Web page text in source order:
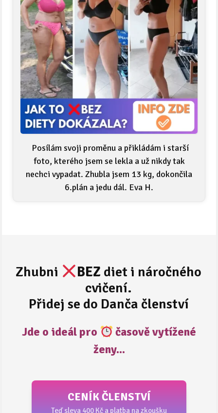
Posílám svoji proměnu a přikládám i starší
foto, kterého jsem se lekla a už nikdy tak
nechci vypadat. Zhubla jsem 13 kg, dokončila
6.plán a jedu dál. Eva H.
Zhubni BEZ diet i náročného
cvičení.
Přidej se do Danča členství
Jde o ideál pro
časově vytížené
ženy...
CENÍK ČLENSTVÍ
Teď sleva 400 Kč a platba na zkoušku